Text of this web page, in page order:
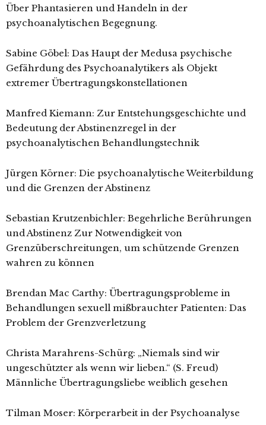
Über Phantasieren und Handeln in der
psychoanalytischen Begegnung.
Sabine Göbel: Das Haupt der Medusa psychische
Gefährdung des Psychoanalytikers als Objekt
extremer Übertragungskonstellationen
Manfred Kiemann: Zur Entstehungsgeschichte und
Bedeutung der Abstinenzregel in der
psychoanalytischen Behandlungstechnik
Jürgen Körner: Die psychoanalytische Weiterbildung
und die Grenzen der Abstinenz
Sebastian Krutzenbichler: Begehrliche Berührungen
und Abstinenz Zur Notwendigkeit von
Grenzüberschreitungen, um schützende Grenzen
wahren zu können
Brendan Mac Carthy: Übertragungsprobleme in
Behandlungen sexuell mißbrauchter Patienten: Das
Problem der Grenzverletzung
Christa Marahrens-Schürg: „Niemals sind wir
ungeschützter als wenn wir lieben.“ (S. Freud)
Männliche Übertragungsliebe weiblich gesehen
Tilman Moser: Körperarbeit in der Psychoanalyse